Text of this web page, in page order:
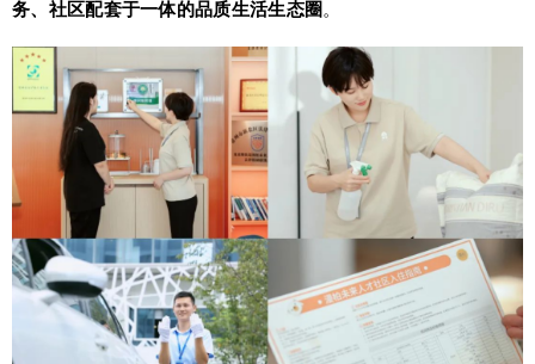
务、社区配套于一体的品质生活生态圈。